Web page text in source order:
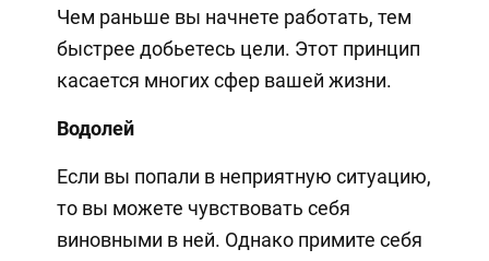
Чем раньше вы начнете работать, тем
быстрее добьетесь цели. Этот принцип
касается многих сфер вашей жизни.
Водолей
Если вы попали в неприятную ситуацию,
то вы можете чувствовать себя
виновными в ней. Однако примите себя